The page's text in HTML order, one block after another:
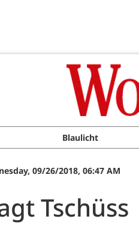
Blaulicht
09/26/2018, 06:47 AM
Tschüss